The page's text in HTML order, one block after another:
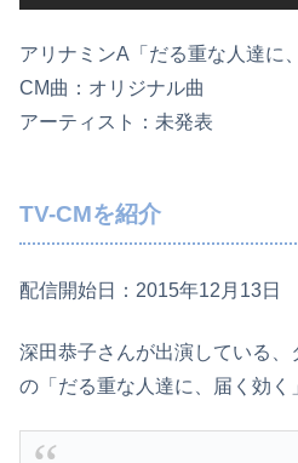
アリナミンA「だる重な人達に
CM曲：オリジナル曲
アーティスト：未発表
TV-CMを紹介
配信開始日：2015年12月13日
深田恭子さんが出演している、
の「だる重な人達に、届く効く